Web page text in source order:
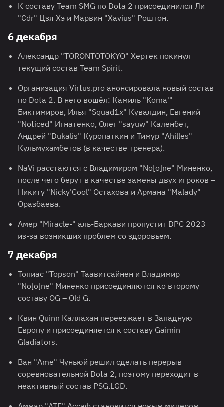
К составу Team SMG по Dota 2 присоединился Ли
"Cdr" Цзя Хэ и Марвин "Xavius" Роштон.
6 декабря
Александр "TORONTOTOKYO" Хертек покинул
текущий состав Team Spirit.
Организация Virtus.pro анонсировала новый состав
по Dota 2. В него вошёл: Камиль "Koma'"
Биктимиров, Илья "Squad1x" Кувалдин, Евгений
"Noticed" Игнатенко, Олег "sayuw" Каленбет,
Андрей "Dukalis" Куропаткин и Тимур "Ahilles"
Кульмухамбетов (в качестве тренера).
NaVi расстаются с Владимиром "No[o]ne" Миненко,
после чего берут в качестве замены двух игроков –
Никиту "Nicky'Cool" Остахова и Армана "Malady"
Оразбаева.
Амер "Miracle-" аль-Баркави пропустит DPC 2023
из-за возникших проблем со здоровьем.
7 декабря
Топиас "Topson" Таавитсайнен и Владимир
"No[o]ne" Миненко присоединяются ко второму
составу OG – Old G.
Квин Quinn Каллахан переезжает в Западную
Европу и присоединяется к составу Gaimin
Gladiators.
Ван "Ame" Чуньюй решил сделать перерыв
соревновательной Dota 2, поэтому переходит в
неактивный состав PSG.LGD.